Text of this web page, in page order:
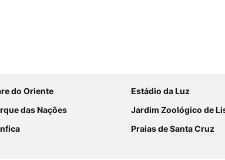
do Oriente
Estádio da Luz
das Nações
Jardim Zoológico de
Praias de Santa Cruz